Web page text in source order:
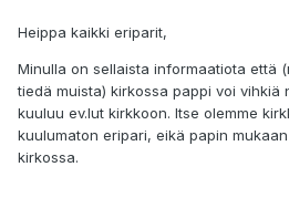
Heippa kaikki eriparit,
Minulla on sellaista informaatiota että
tiedä muista) kirkossa pappi voi vihkiä
kuuluu ev.lut kirkkoon. Itse olemme
kuulumaton eripari, eikä papin
kirkossa.